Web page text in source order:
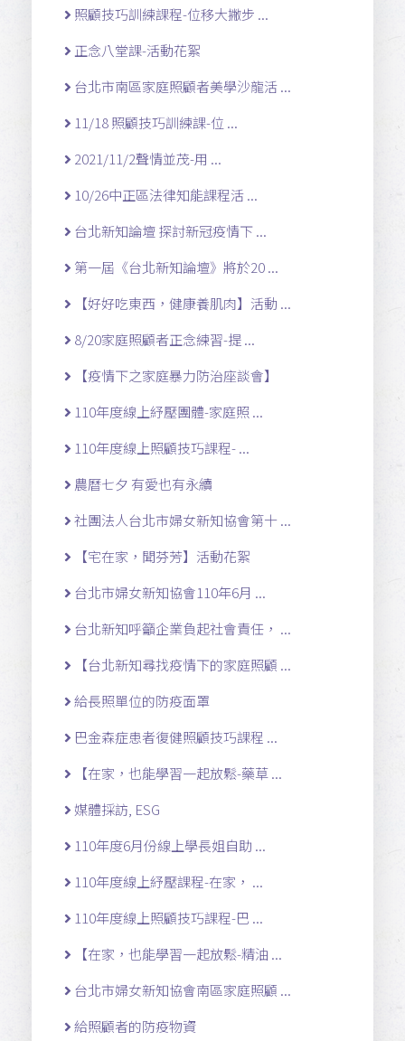
照顧技巧訓練課程-位移大撇步 ...
正念八堂課-活動花絮
台北市南區家庭照顧者美學沙龍活 ...
11/18 照顧技巧訓練課-位 ...
2021/11/2聲情並茂-用 ...
10/26中正區法律知能課程活 ...
台北新知論壇 探討新冠疫情下 ...
第一屆《台北新知論壇》將於20 ...
【好好吃東西，健康養肌肉】活動 ...
8/20家庭照顧者正念練習-提 ...
【疫情下之家庭暴力防治座談會】
110年度線上紓壓團體-家庭照 ...
110年度線上照顧技巧課程- ...
農曆七夕 有愛也有永續
社團法人台北市婦女新知協會第十 ...
【宅在家，聞芬芳】活動花絮
台北市婦女新知協會110年6月 ...
台北新知呼籲企業負起社會責任， ...
【台北新知尋找疫情下的家庭照顧 ...
給長照單位的防疫面罩
巴金森症患者復健照顧技巧課程 ...
【在家，也能學習一起放鬆-藥草 ...
媒體採訪, ESG
110年度6月份線上學長姐自助 ...
110年度線上紓壓課程-在家， ...
110年度線上照顧技巧課程-巴 ...
【在家，也能學習一起放鬆-精油 ...
台北市婦女新知協會南區家庭照顧 ...
給照顧者的防疫物資